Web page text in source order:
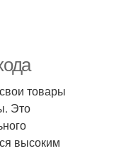
товары
Это
высоким